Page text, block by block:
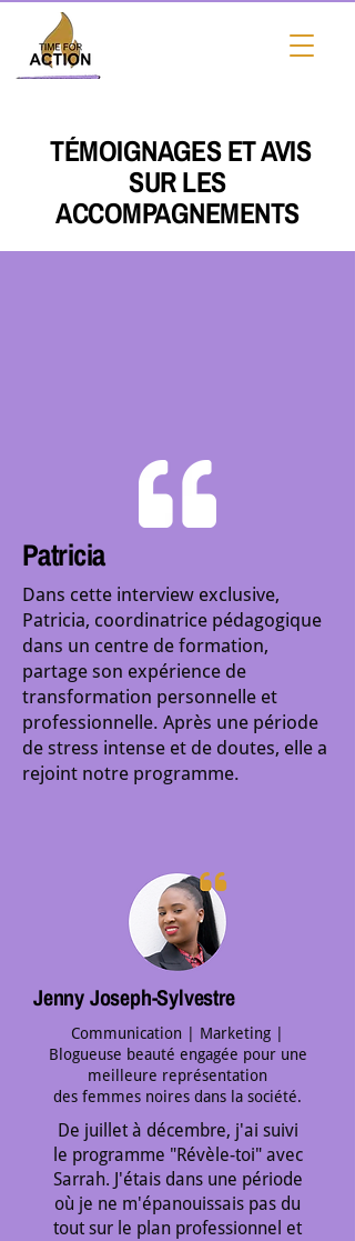
TÉMOIGNAGES ET AVIS
SUR LES
ACCOMPAGNEMENTS
Patricia
Dans cette interview exclusive,
Patricia, coordinatrice pédagogique
dans un centre de formation,
partage son expérience de
transformation personnelle et
professionnelle. Après une période
de stress intense et de doutes, elle a
rejoint notre programme.
Jenny Joseph-Sylvestre
Communication | Marketing |
Blogueuse beauté engagée pour une
meilleure représentation
des femmes noires dans la société.
De juillet à décembre, j'ai suivi
le programme "Révèle-toi" avec
Sarrah. J'étais dans une période
où je ne m'épanouissais pas du
tout sur le plan professionnel et